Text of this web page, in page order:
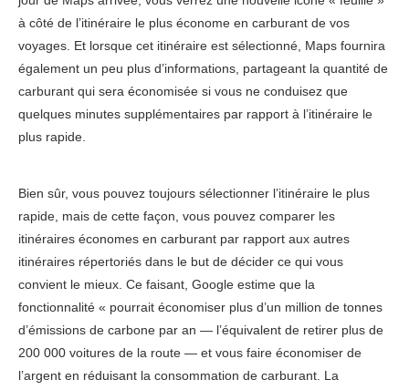
à côté de l’itinéraire le plus économe en carburant de vos
voyages. Et lorsque cet itinéraire est sélectionné, Maps fournira
également un peu plus d’informations, partageant la quantité de
carburant qui sera économisée si vous ne conduisez que
quelques minutes supplémentaires par rapport à l’itinéraire le
plus rapide.
Bien sûr, vous pouvez toujours sélectionner l’itinéraire le plus
rapide, mais de cette façon, vous pouvez comparer les
itinéraires économes en carburant par rapport aux autres
itinéraires répertoriés dans le but de décider ce qui vous
convient le mieux. Ce faisant, Google estime que la
fonctionnalité « pourrait économiser plus d’un million de tonnes
d’émissions de carbone par an — l’équivalent de retirer plus de
200 000 voitures de la route — et vous faire économiser de
l’argent en réduisant la consommation de carburant. La